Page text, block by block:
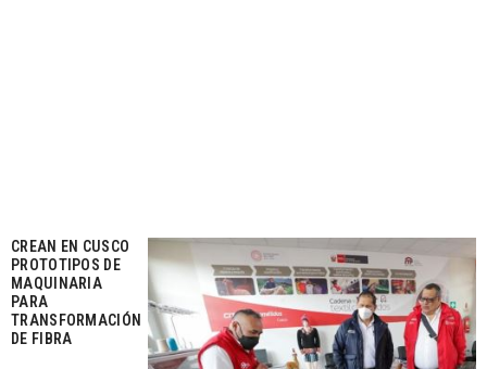
CREAN EN CUSCO
PROTOTIPOS DE
MAQUINARIA
PARA
TRANSFORMACIÓN
DE FIBRA